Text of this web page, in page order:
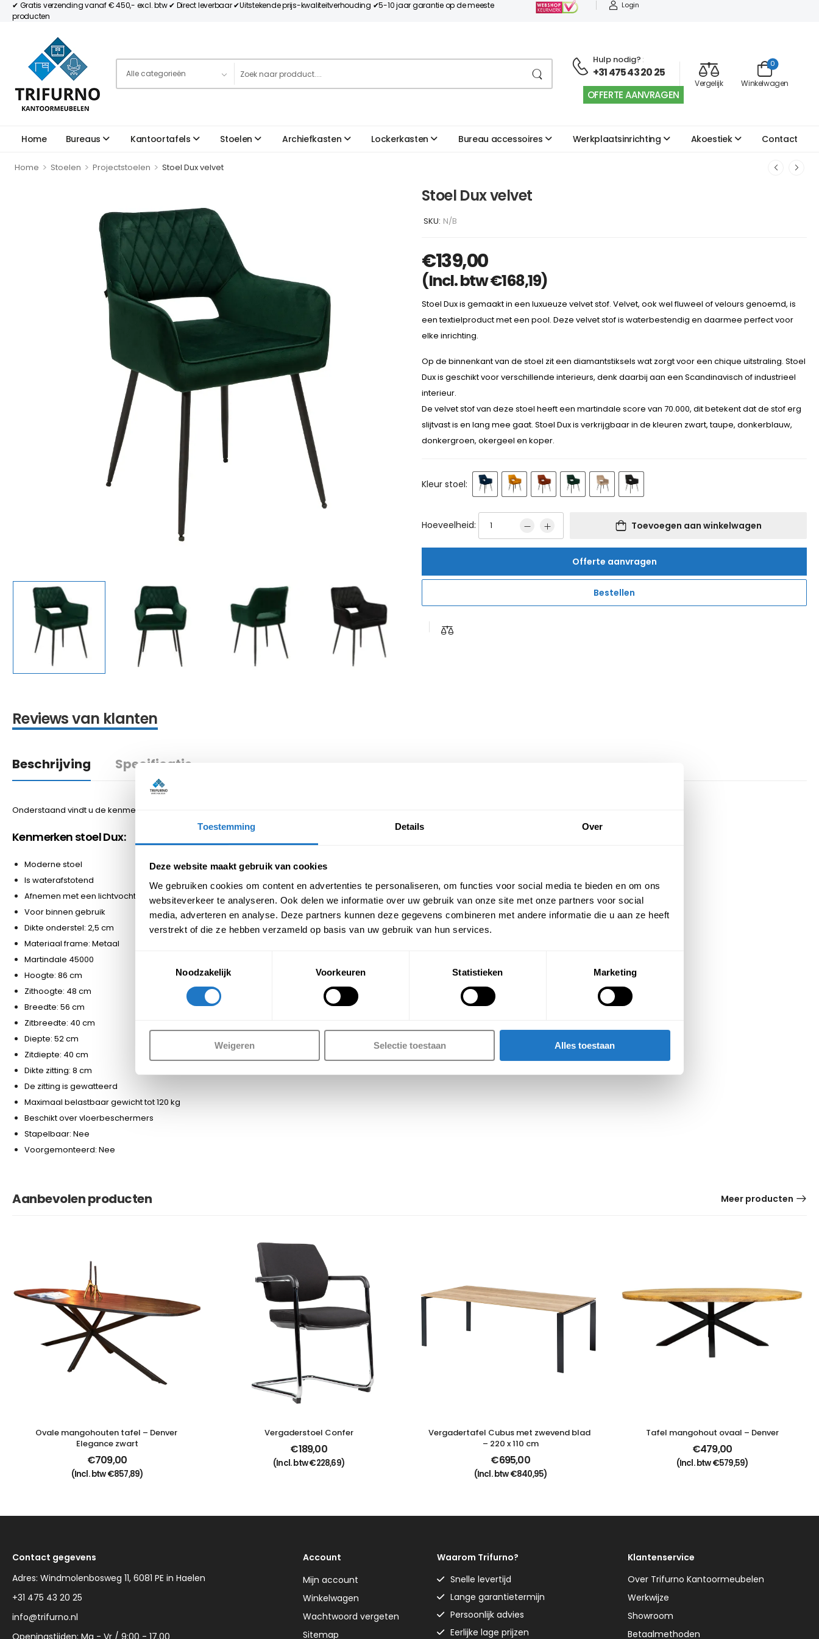
Toestemming Details Over
Deze website maakt gebruik van cookies
We gebruiken cookies om content en advertenties te personaliseren, om functies voor social media te bieden en om ons
websiteverkeer te analyseren. Ook delen we informatie over uw gebruik van onze site met onze partners voor social
media, adverteren en analyse. Deze partners kunnen deze gegevens combineren met andere informatie die u aan ze heeft
verstrekt of die ze hebben verzameld op basis van uw gebruik van hun services.
Noodzakelijk
Voorkeuren Statistieken Marketing
Weigeren Selectie toestaan Alles toestaan
✔ Gratis verzending vanaf € 450,- excl. btw ✔ Direct leverbaar ✔Uitstekende prijs-kwaliteitverhouding ✔5-10 jaar garantie op de meeste
producten
Login
Hulp nodig? :
+31 475 43 20 25
OFFERTE AANVRAGEN
Vergelijk Winkelwagen
0
Home Bureaus Kantoortafels Stoelen Archiefkasten Lockerkasten Bureau accessoires Werkplaatsinrichting Akoestiek Contact
Home > Stoelen > Projectstoelen > Stoel Dux velvet
Stoel Dux velvet
SKU: N/B
€139,00
(Incl. btw€168,19)
Stoel Dux is gemaakt in een luxueuze velvet stof. Velvet, ook wel fluweel of velours genoemd, is
een textielproduct met een pool. Deze velvet stof is waterbestendig en daarmee perfect voor
elke inrichting.
Op de binnenkant van de stoel zit een diamantstiksels wat zorgt voor een chique uitstraling. Stoel
Dux is geschikt voor verschillende interieurs, denk daarbij aan een Scandinavisch of industrieel
interieur.
De velvet stof van deze stoel heeft een martindale score van 70.000, dit betekent dat de stof erg
slijtvast is en lang mee gaat. Stoel Dux is verkrijgbaar in de kleuren zwart, taupe, donkerblauw,
donkergroen, okergeel en koper.
Kleur stoel:
Hoeveelheid: Toevoegen aan winkelwagen
Offerte aanvragen
Bestellen
Reviews van klanten
Beschrijving Specificatie
Onderstaand vindt u de kenmerken van deze stoel.
Kenmerken stoel Dux:
Moderne stoel
Is waterafstotend
Afnemen met een lichtvochtige doek
Voor binnen gebruik
Dikte onderstel: 2,5 cm
Materiaal frame: Metaal
Martindale 45000
Hoogte: 86 cm
Zithoogte: 48 cm
Breedte: 56 cm
Zitbreedte: 40 cm
Diepte: 52 cm
Zitdiepte: 40 cm
Dikte zitting: 8 cm
De zitting is gewatteerd
Maximaal belastbaar gewicht tot 120 kg
Beschikt over vloerbeschermers
Stapelbaar: Nee
Voorgemonteerd: Nee
Aanbevolen producten Meer producten
Ovale mangohouten tafel – Denver
Elegance zwart
€709,00
(Incl. btw€857,89)
Vergaderstoel Confer
€189,00
(Incl. btw€228,69)
Vergadertafel Cubus met zwevend blad
– 220 x 110 cm
€695,00
(Incl. btw€840,95)
Tafel mangohout ovaal – Denver
€479,00
(Incl. btw€579,59)
Contact gegevens
Adres: Windmolenbosweg 11, 6081 PE in Haelen
+31 475 43 20 25
info@trifurno.nl
Openingstijden: Ma - Vr / 9:00 - 17.00
Account
Mijn account
Winkelwagen
Wachtwoord vergeten
Sitemap
Waarom Trifurno?
Snelle levertijd
Lange garantietermijn
Persoonlijk advies
Eerlijke lage prijzen
Klantenservice
Over Trifurno Kantoormeubelen
Werkwijze
Showroom
Betaalmethoden